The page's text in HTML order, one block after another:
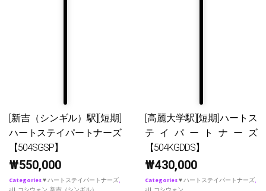
[新吉（シンギル）駅][短期]
ハートステイパートナーズ
【504SGSP】
₩550,000
Categories♥ ハートステイパートナーズ,
[高麗大学駅][短期]ハートス
テイパートナーズ
【504KGDDS】
₩430,000
Categories♥ ハートステイパートナーズ,